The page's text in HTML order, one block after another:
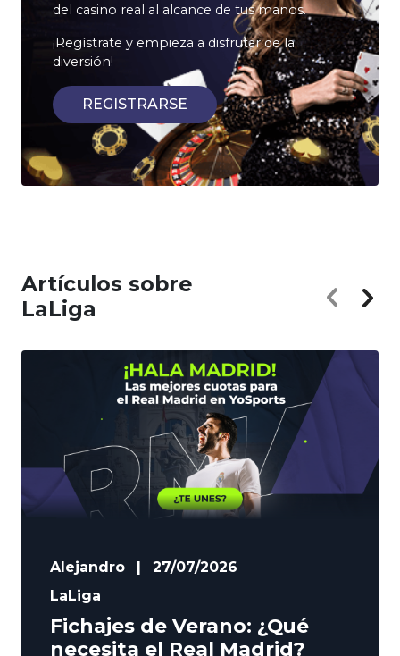
del casino real al alcance de tus manos.
¡Regístrate y empieza a disfrutar de la
diversión!
REGISTRARSE
Artículos sobre
LaLiga
Alejandro
27/07/2026
LaLiga
Fichajes de Verano: ¿Qué
necesita el Real Madrid?